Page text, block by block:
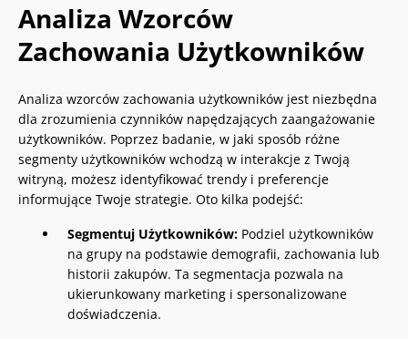
Analiza Wzorców
Zachowania Użytkowników
Analiza wzorców zachowania użytkowników jest niezbędna
dla zrozumienia czynników napędzających zaangażowanie
użytkowników. Poprzez badanie, w jaki sposób różne
segmenty użytkowników wchodzą w interakcje z Twoją
witryną, możesz identyfikować trendy i preferencje
informujące Twoje strategie. Oto kilka podejść:
Segmentuj Użytkowników: Podziel użytkowników
na grupy na podstawie demografii, zachowania lub
historii zakupów. Ta segmentacja pozwala na
ukierunkowany marketing i spersonalizowane
doświadczenia.